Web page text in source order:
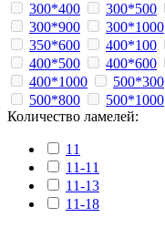
300*400
300*500
300*900
300*1000
350*600
400*100
400*500
400*600
400*1000
500*300
500*800
500*1000
Количество ламелей:
11
11-11
11-13
11-18